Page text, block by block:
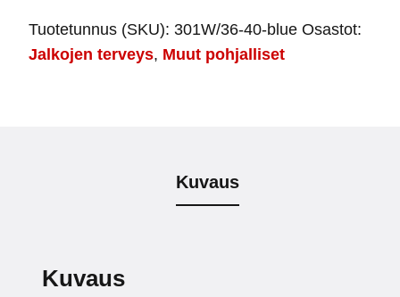
Tuotetunnus (SKU): 301W/36-40-blue Osastot:
Jalkojen terveys, Muut pohjalliset
Kuvaus
Kuvaus